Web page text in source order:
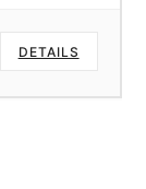
DETAILS